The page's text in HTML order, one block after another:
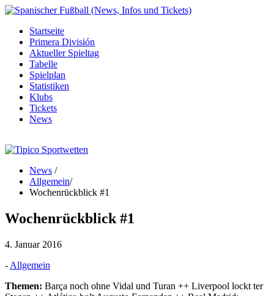
Startseite
Primera División
Aktueller Spieltag
Tabelle
Spielplan
Statistiken
Klubs
Tickets
News
News /
Allgemein/
Wochenrückblick #1
Wochenrückblick #1
4. Januar 2016
- Allgemein
Themen: Barça noch ohne Vidal und Turan ++ Liverpool lockt ter